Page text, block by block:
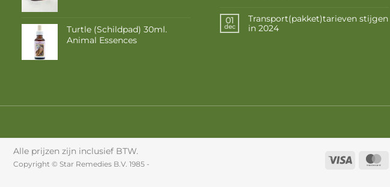
Turtle (Schildpad) 30ml.
Animal Essences
01
dec
Transport(pakket)tarieven stijgen
in 2024
Visa
Alle prijzen zijn inclusief BTW.
Copyright © Star Remedies B.V. 1985 -